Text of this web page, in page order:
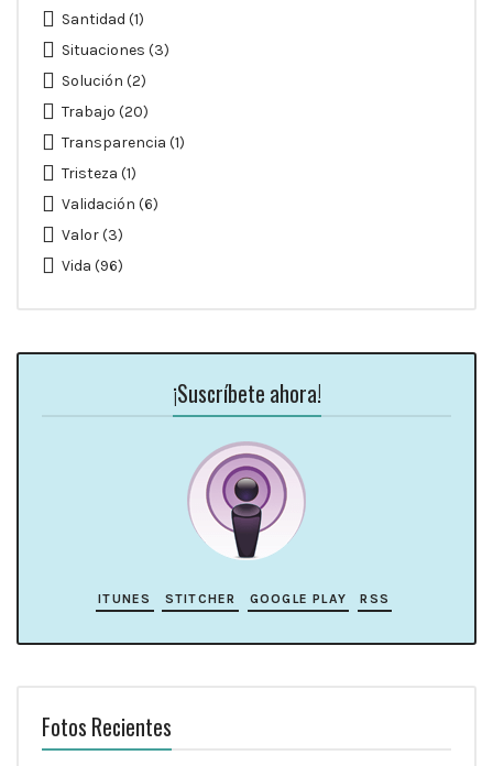
Santidad (1)
Situaciones (3)
Solución (2)
Trabajo (20)
Transparencia (1)
Tristeza (1)
Validación (6)
Valor(3)
Vida (96)
¡Suscríbete ahora!
ITUNES STITCHER GOOGLE PLAY RSS
Fotos Recientes